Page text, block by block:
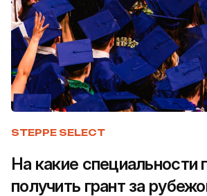
STEPPE SELECT
На какие специальности
получить грант за